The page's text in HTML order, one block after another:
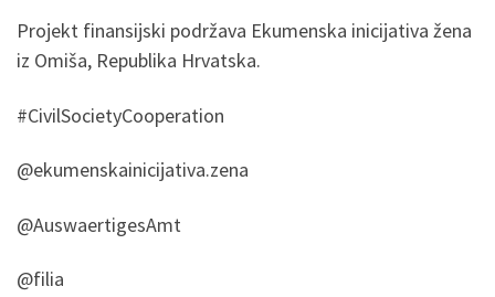
Projekt finansijski podržava Ekumenska inicijativa žena
iz Omiša, Republika Hrvatska.
#CivilSocietyCooperation
@ekumenskainicijativa.zena
@AuswaertigesAmt
@filia